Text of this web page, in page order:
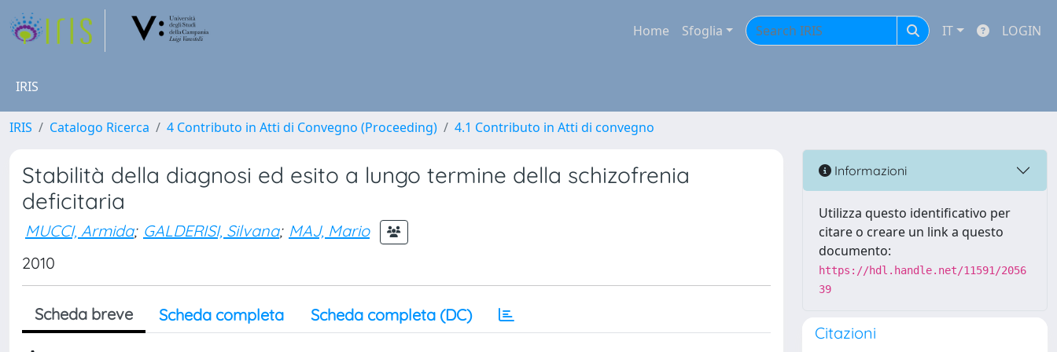
Home Sfoglia IT LOGIN
IRIS
IRIS Catalogo Ricerca 4 Contributo in Atti di Convegno (Proceeding) 4.1 Contributo in Atti di convegno
Stabilità della diagnosi ed esito a lungo termine della schizofrenia
deficitaria
MUCCI, Armida; GALDERISI, Silvana; MAJ, Mario
2010
Scheda breve Scheda completa Scheda completa (DC)
Informazioni
Utilizza questo identificativo per
citare o creare un link a questo
documento:
https://hdl.handle.net/11591/2056
39
Citazioni